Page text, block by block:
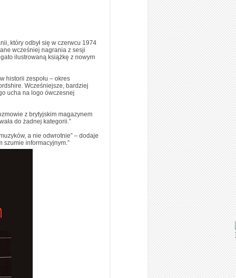
który odbył się w czerwcu 1974
wcześniej nagrania z sesji
ilustrowaną książkę z nowym
historii zespołu – okres
Wcześniejsze, bardziej
ucha na logo ówczesnej
z brytyjskim magazynem
do żadnej kategorii.”
a nie odwrotnie” – dodaje
szumie informacyjnym.”